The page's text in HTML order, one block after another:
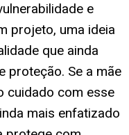
e
projeto, uma ideia
que ainda
proteção. Se a mãe
cuidado com esse
mais enfatizado